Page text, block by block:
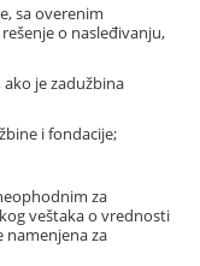
sa overenim
o nasleđivanju,
je zadužbina
i fondacije;
za
veštaka o vrednosti
namenjena za